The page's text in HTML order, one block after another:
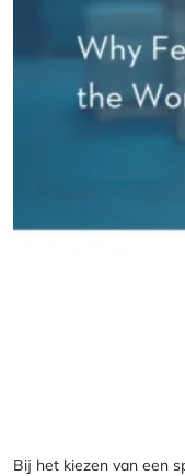
Bij het kiezen van een